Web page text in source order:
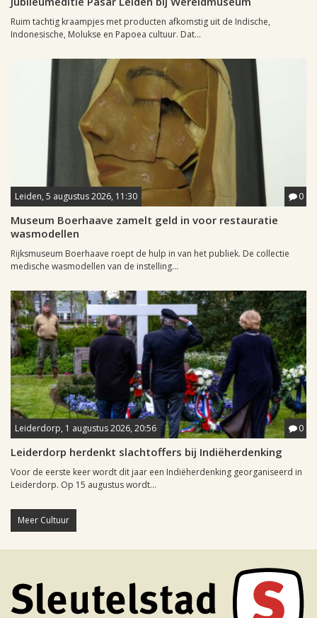
Ruim tachtig kraampjes met producten afkomstig uit de Indische,
Indonesische, Molukse en Papoea cultuur. Dat...
Leiden, 5 augustus 2026, 11:30 0
Museum Boerhaave zamelt geld in voor restauratie
wasmodellen
Rijksmuseum Boerhaave roept de hulp in van het publiek. De collectie
medische wasmodellen van de instelling...
Leiderdorp, 1 augustus 2026, 20:56 0
Leiderdorp herdenkt slachtoffers bij Indiëherdenking
Voor de eerste keer wordt dit jaar een Indiëherdenking georganiseerd in
Leiderdorp. Op 15 augustus wordt...
Meer Cultuur